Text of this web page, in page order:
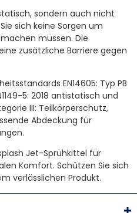
sondern auch nicht
sich keine Sorgen um
müssen. Die
zusätzliche Barriere gegen
EN14605: Typ PB
5: 2018 antistatisch und
III: Teilkörperschutz,
Abdeckung für
Jet-Sprühkittel für
Komfort. Schützen Sie sich
verlässlichen Produkt.